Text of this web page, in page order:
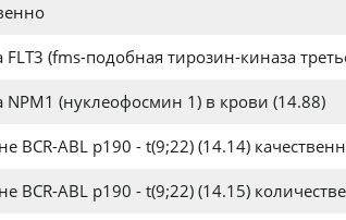
(fms-подобная тирозин-киназа
(нуклеофосмин 1) в крови (14.88)
BCR-ABL p190 - t(9;22) (14.14)
BCR-ABL p190 - t(9;22) (14.15)